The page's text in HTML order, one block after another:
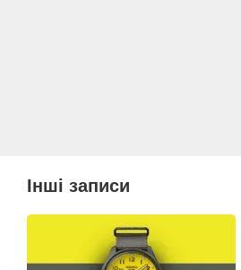
Інші записи